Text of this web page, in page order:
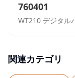
760401
WT210 デジタル
関連カテゴリ